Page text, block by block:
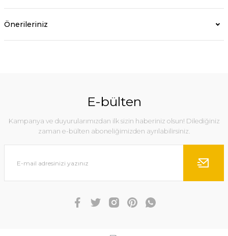
Önerileriniz
E-bülten
Kampanya ve duyurularımızdan ilk sizin haberiniz olsun! Dilediğiniz
zaman e-bülten aboneliğimizden ayrılabilirsiniz.